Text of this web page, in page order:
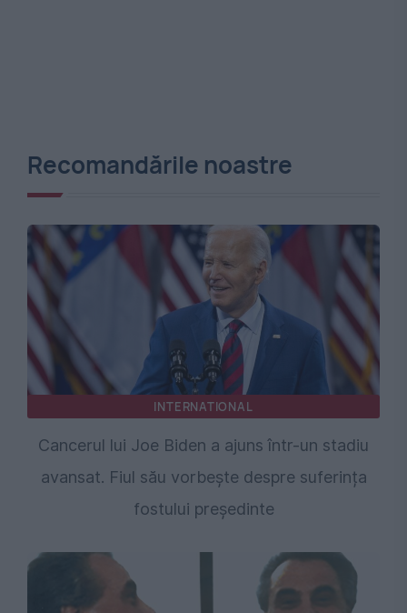
Recomandările noastre
INTERNATIONAL
Cancerul lui Joe Biden a ajuns într-un stadiu
avansat. Fiul său vorbește despre suferința
fostului președinte